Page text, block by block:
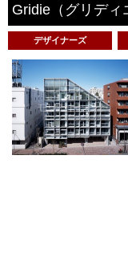
Gridie （グリディ
デザイナーズ